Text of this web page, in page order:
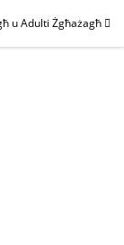
u Adulti Żgħażagħ